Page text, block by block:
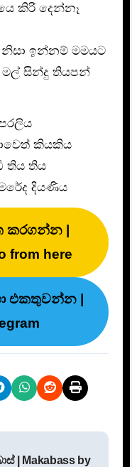
කිරි දෙන්නෑ
ඉන්නම් මමයට
මල් සින්දු තියපන්
කියකිය
තිය තිය
දියණිය
කරගන්න |
from here
එකතුවන්න |
| Makabass by